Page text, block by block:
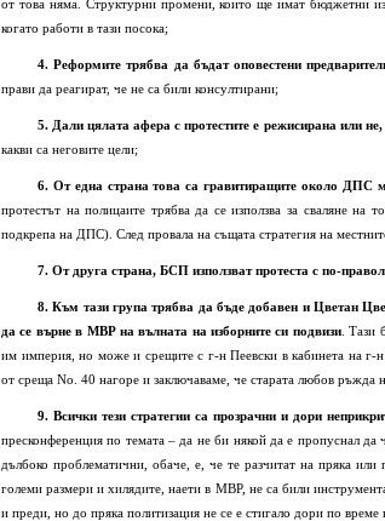
от това няма. Структурни промени, които ще имат бюджетни
когато работи в тази посока;
4. Реформите трябва да бъдат оповестени
прави да реагират, че не са били консултирани;
5. Дали цялата афера с протестите е режисирана или
какви са неговите цели;
6. От една страна това са гравитиращите около ДПС
протестът на полицаите трябва да се използва за сваляне на
подкрепа на ДПС). След провала на същата стратегия на
7. От друга страна, БСП използват протеста с по-
8. Към тази група трябва да бъде добавен и Цветан
да се върне в МВР на вълната на изборните си подвизи. Тази
им империя, но може и срещите с г-н Пеевски в кабинета на г-
от среща No. 40 нагоре и заключаваме, че старата любов ръжда
9. Всички тези стратегии са прозрачни и дори
пресконференция по темата – да не би някой да е пропуснал да
дълбоко проблематични, обаче, е, че те разчитат на пряка
големи размери и хилядите, наети в МВР, не са били
и преди, но до пряка политизация не се е стигало дори по